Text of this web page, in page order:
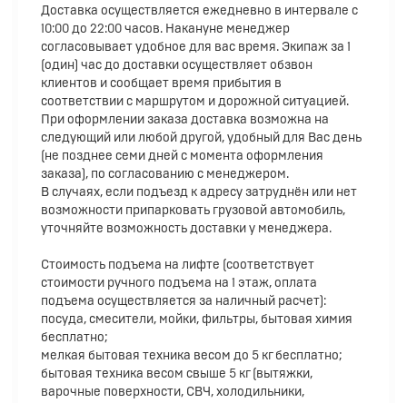
Доставка осуществляется ежедневно в интервале с
10:00 до 22:00 часов. Накануне менеджер
согласовывает удобное для вас время. Экипаж за 1
(один) час до доставки осуществляет обзвон
клиентов и сообщает время прибытия в
соответствии с маршрутом и дорожной ситуацией.
При оформлении заказа доставка возможна на
следующий или любой другой, удобный для Вас день
(не позднее семи дней с момента оформления
заказа), по согласованию с менеджером.
В случаях, если подъезд к адресу затруднён или нет
возможности припарковать грузовой автомобиль,
уточняйте возможность доставки у менеджера.
Стоимость подъема на лифте (соответствует
стоимости ручного подъема на 1 этаж, оплата
подъема осуществляется за наличный расчет):
посуда, смесители, мойки, фильтры, бытовая химия
бесплатно;
мелкая бытовая техника весом до 5 кг бесплатно;
бытовая техника весом свыше 5 кг (вытяжки,
варочные поверхности, СВЧ, холодильники,